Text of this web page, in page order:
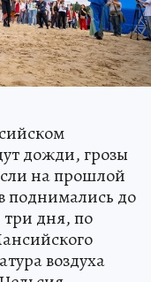
дожди, грозы
на прошлой
поднимались до
три дня, по
воздуха